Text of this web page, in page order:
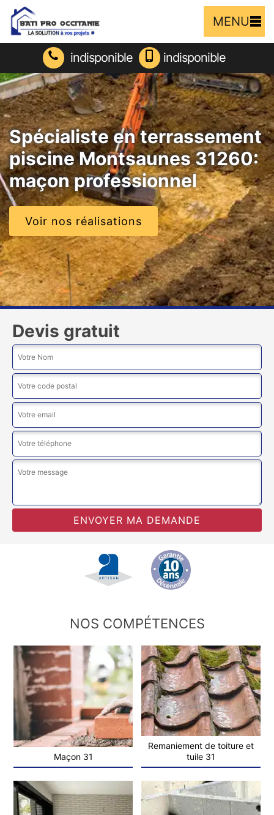
MENU
indisponible indisponible
Spécialiste en terrassement
piscine Montsaunes 31260:
maçon professionnel
Voir nos réalisations
Devis gratuit
NOS COMPÉTENCES
Maçon 31
Remaniement de toiture et
tuile 31